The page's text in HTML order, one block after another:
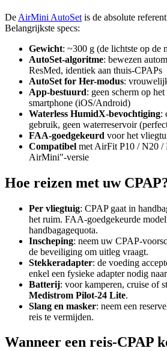
De AirMini AutoSet is de absolute
Belangrijkste specs:
Gewicht: ~300 g (de lichtste op de
AutoSet-algoritme: bewezen
ResMed, identiek aan thuis-CPAPs
AutoSet for Her-modus:
App-bestuurd: geen scherm op
smartphone (iOS/Android)
Waterless HumidX-bevochtiging:
gebruik, geen waterreservoir
FAA-goedgekeurd voor het
Compatibel met AirFit P10 / N20 /
AirMini"-versie
Hoe reizen met uw
Per vliegtuig: CPAP gaat in
het ruim. FAA-goedgekeurde
handbagagequota.
Inscheping: neem uw CPAP-
de beveiliging om uitleg vraagt.
Stekkeradapter: de voeding
enkel een fysieke adapter nodig
Batterij: voor kamperen, cruise of
Medistrom Pilot-24 Lite.
Slang en masker: neem een
reis te vermijden.
Wanneer een reis-CPAP